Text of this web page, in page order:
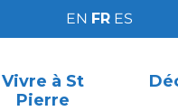
EN FR ES
Vivre à St
Pierre